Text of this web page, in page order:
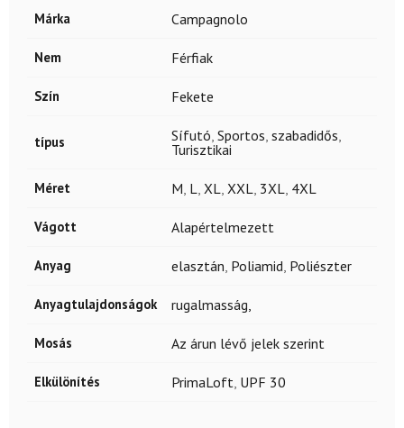
Márka Campagnolo
Nem Férfiak
Szín Fekete
típus Sífutó, Sportos, szabadidős,
Turisztikai
Méret M, L, XL, XXL, 3XL, 4XL
Vágott Alapértelmezett
Anyag elasztán, Poliamid, Poliészter
Anyagtulajdonságok rugalmasság,
Mosás Az árun lévő jelek szerint
Elkülönítés PrimaLoft, UPF 30